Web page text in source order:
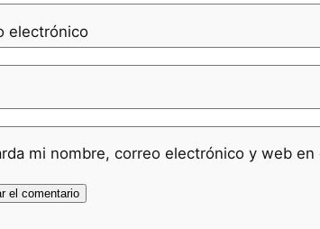
electrónico
mi nombre, correo electrónico y web